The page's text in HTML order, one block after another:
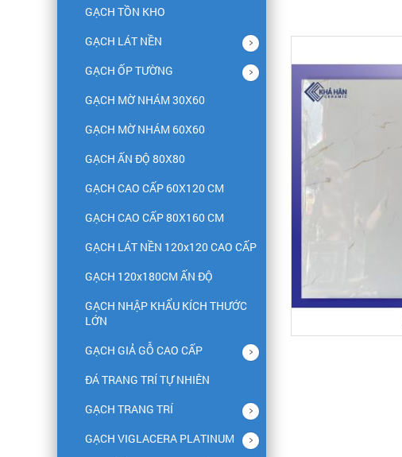
GẠCH TỒN KHO
GẠCH LÁT NỀN
GẠCH ỐP TƯỜNG
GẠCH MỜ NHÁM 30X60
GẠCH MỜ NHÁM 60X60
GẠCH ẤN ĐỘ 80X80
GẠCH CAO CẤP 60X120 CM
GẠCH CAO CẤP 80X160 CM
GẠCH LÁT NỀN 120x120 CAO CẤP
GẠCH 120x180CM ẤN ĐỘ
GẠCH NHẬP KHẨU KÍCH THƯỚC
LỚN
GẠCH GIẢ GỖ CAO CẤP
ĐÁ TRANG TRÍ TỰ NHIÊN
GẠCH TRANG TRÍ
GẠCH VIGLACERA PLATINUM